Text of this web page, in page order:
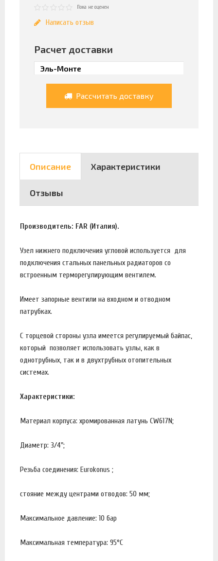
Пока не оценен
Написать отзыв
Расчет доставки
Рассчитать доставку
Описание Характеристики
Отзывы
Производитель: FAR (Италия).
Узел нижнего подключения угловой используется для
подключения стальных панельных радиаторов со
встроенным терморегулирующим вентилем.
Имеет запорные вентили на входном и отводном
патрубках.
С торцевой стороны узла имеется регулируемый байпас,
который позволяет использовать узлы, как в
однотрубных, так и в двухтрубных отопительных
системах.
Характеристики:
Материал корпуса: хромированная латунь CW617N;
Диаметр: 3/4";
Резьба соединения: Eurokonus ;
стояние между центрами отводов: 50 мм;
Максимальное давление: 10 бар
Максимальная температура: 95°С